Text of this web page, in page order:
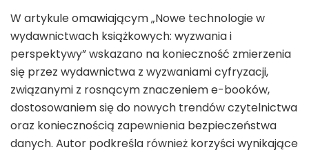
W artykule omawiającym „Nowe technologie w
wydawnictwach książkowych: wyzwania i
perspektywy” wskazano na konieczność zmierzenia
się przez wydawnictwa z wyzwaniami cyfryzacji,
związanymi z rosnącym znaczeniem e-booków,
dostosowaniem się do nowych trendów czytelnictwa
oraz koniecznością zapewnienia bezpieczeństwa
danych. Autor podkreśla również korzyści wynikające